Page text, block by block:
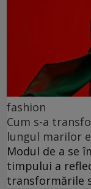
fashion
Cum s-a
lungul marilor
Modul de a se
timpului a
transformările